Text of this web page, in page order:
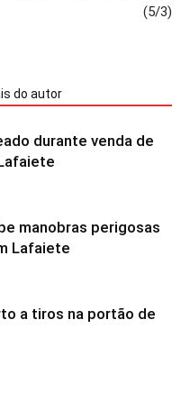
(5/3)
do autor
durante venda de
manobras perigosas
Lafaiete
a tiros na portão de